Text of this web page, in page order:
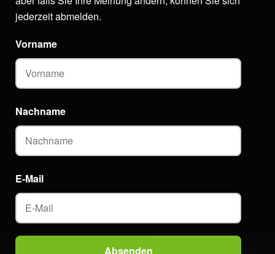
jederzeit abmelden.
E-Mail
Vorname
Nachname